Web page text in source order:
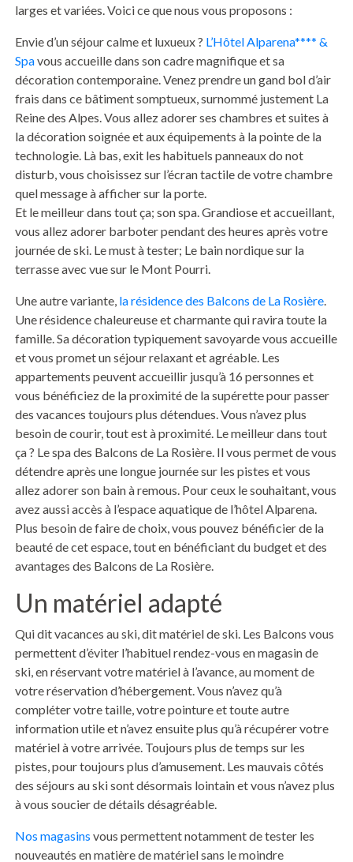
larges et variées. Voici ce que nous vous proposons :
Envie d’un séjour calme et luxueux ? L’Hôtel Alparena**** &
Spavous accueille dans son cadre magnifique et sa
décoration contemporaine. Venez prendre un gand bol d’air
frais dans ce bâtiment somptueux, surnommé justement La
Reine des Alpes. Vous allez adorer ses chambres et suites à
la décoration soignée et aux équipements à la pointe de la
technologie. Là bas, exit les habituels panneaux do not
disturb, vous choisissez sur l’écran tactile de votre chambre
quel message à afficher sur la porte.
Et le meilleur dans tout ça; son spa. Grandiose et accueillant,
vous allez adorer barboter pendant des heures après votre
journée de ski. Le must à tester; Le bain nordique sur la
terrasse avec vue sur le Mont Pourri.
Une autre variante, la résidence des Balcons de La Rosière.
Une résidence chaleureuse et charmante qui ravira toute la
famille. Sa décoration typiquement savoyarde vous accueille
et vous promet un séjour relaxant et agréable. Les
appartements peuvent accueillir jusqu’à 16 personnes et
vous bénéficiez de la proximité de la supérette pour passer
des vacances toujours plus détendues. Vous n’avez plus
besoin de courir, tout est à proximité. Le meilleur dans tout
ça ? Le spa des Balcons de La Rosière. Il vous permet de vous
détendre après une longue journée sur les pistes et vous
allez adorer son bain à remous. Pour ceux le souhaitant, vous
avez aussi accès à l’espace aquatique de l’hôtel Alparena.
Plus besoin de faire de choix, vous pouvez bénéficier de la
beauté de cet espace, tout en bénéficiant du budget et des
avantages des Balcons de La Rosière.
Un matériel adapté
Qui dit vacances au ski, dit matériel de ski. Les Balcons vous
permettent d’éviter l’habituel rendez-vous en magasin de
ski, en réservant votre matériel à l’avance, au moment de
votre réservation d’hébergement. Vous n’avez qu’à
compléter votre taille, votre pointure et toute autre
information utile et n’avez ensuite plus qu’à récupérer votre
matériel à votre arrivée. Toujours plus de temps sur les
pistes, pour toujours plus d’amusement. Les mauvais côtés
des séjours au ski sont désormais lointain et vous n’avez plus
à vous soucier de détails désagréable.
Nos magasins vous permettent notamment de tester les
nouveautés en matière de matériel sans le moindre